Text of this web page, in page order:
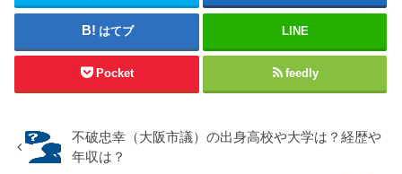
はてブ LINE
Pocket feedly
不破忠幸（大阪市議）の出身高校や大学は？経歴や
年収は？